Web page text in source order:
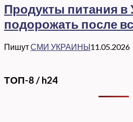
Продукты питания в
подорожать после
ПишутСМИ УКРАИНЫ11.05.2026
ТОП-8 / h24